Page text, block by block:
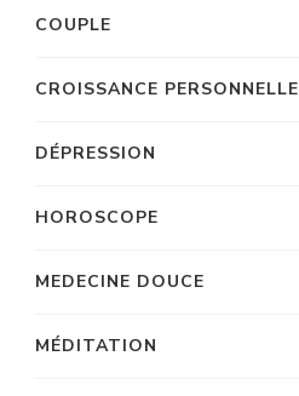
COUPLE
CROISSANCE PERSONNELLE
DÉPRESSION
HOROSCOPE
MEDECINE DOUCE
MÉDITATION